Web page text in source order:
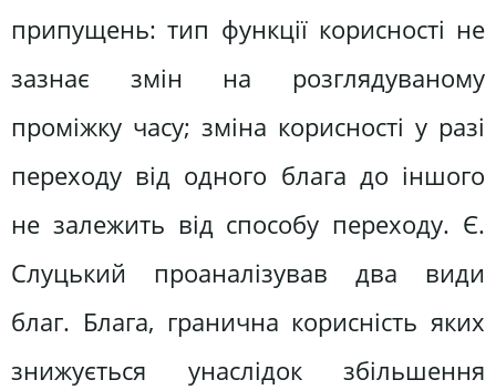
припущень: тип функції корисності не
зазнає змін на розглядуваному
проміжку часу; зміна корисності у разі
переходу від одного блага до іншого
не залежить від способу переходу. Є.
Слуцький проаналізував два види
благ. Блага, гранична корисність яких
знижується унаслідок збільшення